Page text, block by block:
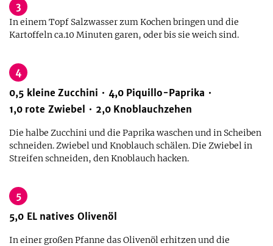
3
In einem Topf Salzwasser zum Kochen bringen und die
Kartoffeln ca.10 Minuten garen, oder bis sie weich sind.
4
0,5 kleine Zucchini 4,0 Piquillo-Paprika
1,0 rote Zwiebel 2,0 Knoblauchzehen
Die halbe Zucchini und die Paprika waschen und in Scheiben
schneiden. Zwiebel und Knoblauch schälen. Die Zwiebel in
Streifen schneiden, den Knoblauch hacken.
5
5,0 EL natives Olivenöl
In einer großen Pfanne das Olivenöl erhitzen und die